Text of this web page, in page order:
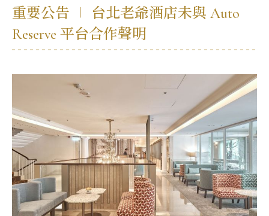
重要公告 ∣ 台北老爺酒店未與 Auto
Reserve 平台合作聲明